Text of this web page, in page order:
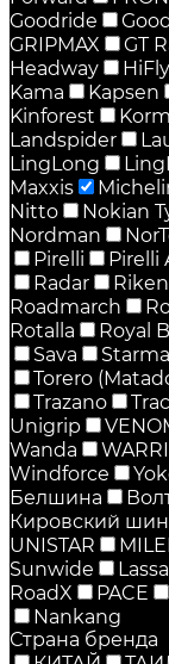
Goodride
GRIPMAX
GT
Headway
HiFly
Kama
Kapsen
Kinforest
Landspider
LingLong
Maxxis
Nitto
Nokian
Nordman
Pirelli
Pirelli
Radar
Riken
Roadmarch
Rotalla
Royal
Sava
Torero
Trazano
Unigrip
Wanda
Windforce
Белшина
Кировский
UNISTAR
Sunwide
Lassa
RoadX
PACE
Nankang
Страна бренда